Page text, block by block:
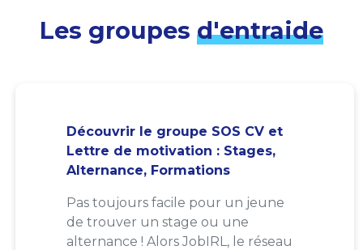
Les groupes d'entraide
Découvrir le groupe SOS CV et
Lettre de motivation : Stages,
Alternance, Formations
Pas toujours facile pour un jeune
de trouver un stage ou une
alternance ! Alors JobIRL, le réseau